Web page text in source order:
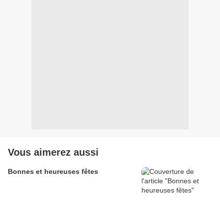
Vous aimerez aussi
Bonnes et heureuses fêtes